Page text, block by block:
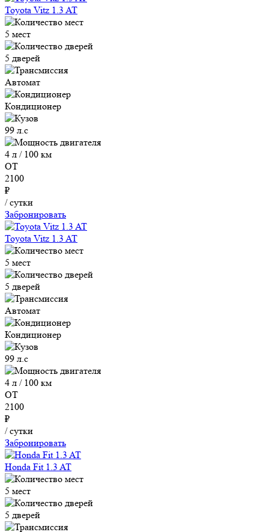
Toyota Vitz 1.3 AT
5 мест
5 дверей
Автомат
Кондиционер
99 л.с
4 л / 100 км
ОТ
2100
₽
/ сутки
Забронировать
Toyota Vitz 1.3 AT
5 мест
5 дверей
Автомат
Кондиционер
99 л.с
4 л / 100 км
ОТ
2100
₽
/ сутки
Забронировать
Honda Fit 1.3 AT
5 мест
5 дверей